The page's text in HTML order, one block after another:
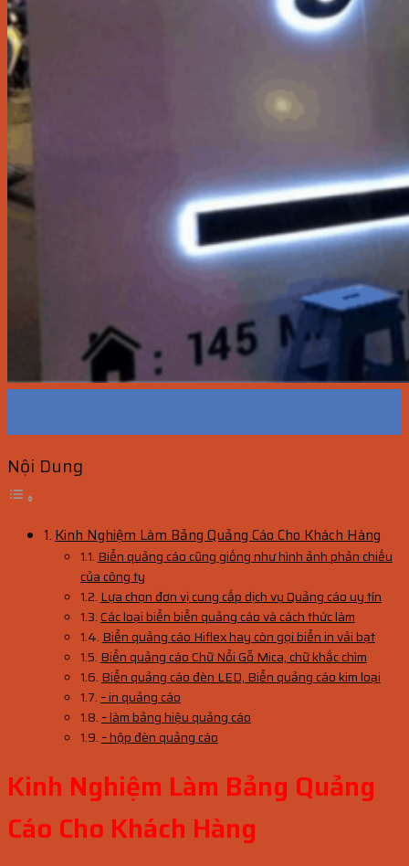
Nội Dung
Kinh Nghiệm Làm Bảng Quảng Cáo Cho Khách Hàng
Biển quảng cáo cũng giống như hình ảnh phản chiếu
của công ty
Lựa chọn đơn vị cung cấp dịch vụ Quảng cáo uy tín
Các loại biển biển quảng cáo và cách thức làm
Biển quảng cáo Hiflex hay còn gọi biển in vải bạt
Biển quảng cáo Chữ Nổi Gỗ Mica, chữ khắc chìm
Biển quảng cáo đèn LED, Biển quảng cáo kim loại
– in quảng cáo
– làm bảng hiệu quảng cáo
– hộp đèn quảng cáo
Kinh Nghiệm Làm Bảng Quảng
Cáo Cho Khách Hàng